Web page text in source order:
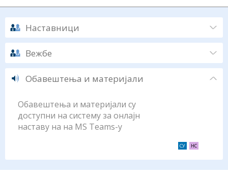
Наставници
Вежбе
Обавештења и материјали
Обавештења и материјали су
доступни на систему за онлајн
наставу на на MS Teams-у